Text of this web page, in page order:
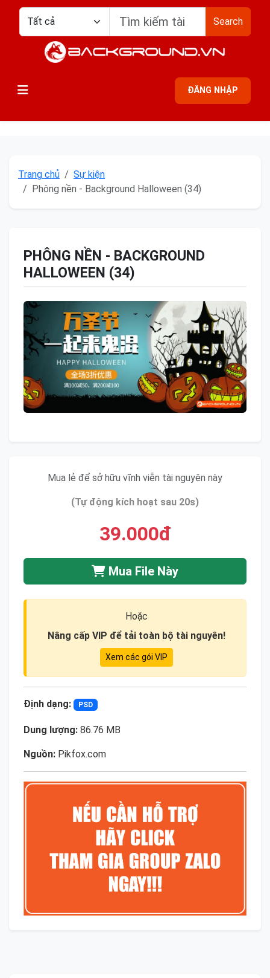
Search
ĐĂNG NHẬP
Trang chủ
Sự kiện
Phông nền - Background Halloween (34)
PHÔNG NỀN - BACKGROUND
HALLOWEEN (34)
Mua lẻ để sở hữu vĩnh viễn tài nguyên này
(Tự động kích hoạt sau 20s)
39.000đ
Mua File Này
Hoặc
Nâng cấp VIP để tải toàn bộ tài nguyên!
Xem các gói VIP
Định dạng: PSD
Dung lượng: 86.76 MB
Nguồn: Pikfox.com